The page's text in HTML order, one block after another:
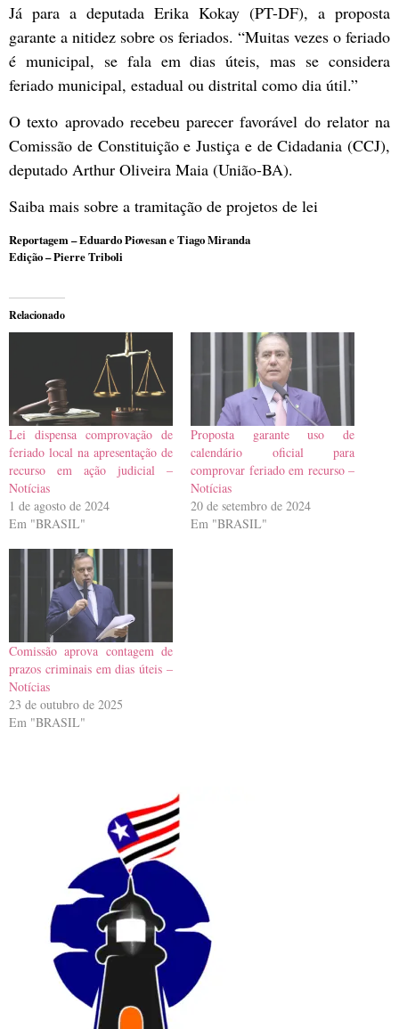
Já para a deputada Erika Kokay (PT-DF), a proposta
garante a nitidez sobre os feriados. “Muitas vezes o feriado
é municipal, se fala em dias úteis, mas se considera
feriado municipal, estadual ou distrital como dia útil.”
O texto aprovado recebeu parecer favorável do relator na
Comissão de Constituição e Justiça e de Cidadania (CCJ),
deputado Arthur Oliveira Maia (União-BA).
Saiba mais sobre a tramitação de projetos de lei
Reportagem – Eduardo Piovesan e Tiago Miranda
Edição – Pierre Triboli
Relacionado
Lei dispensa comprovação de
feriado local na apresentação de
recurso em ação judicial –
Notícias
1 de agosto de 2024
Em "BRASIL"
Proposta garante uso de
calendário oficial para
comprovar feriado em recurso –
Notícias
20 de setembro de 2024
Em "BRASIL"
Comissão aprova contagem de
prazos criminais em dias úteis –
Notícias
23 de outubro de 2025
Em "BRASIL"